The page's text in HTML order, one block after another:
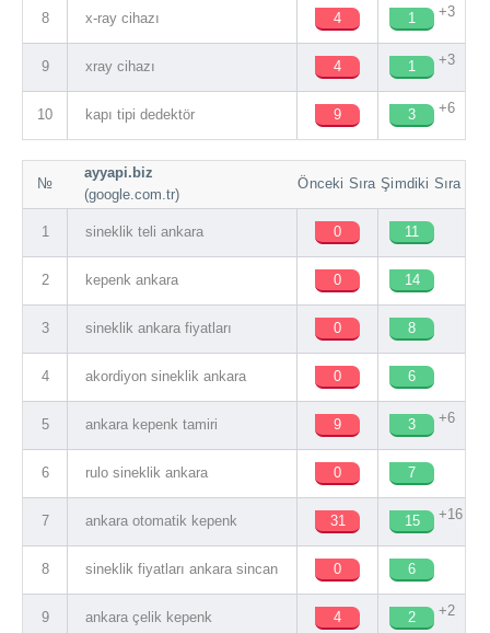
8 x-ray cihazı 4 1 +3
9 xray cihazı 4 1 +3
10 kapı tipi dedektör 9 3 +6
№
ayyapi.biz
(google.com.tr)
Önceki Sıra Şimdiki Sıra
1 sineklik teli ankara 0 11
2 kepenk ankara 0 14
3 sineklik ankara fiyatları 0 8
4 akordiyon sineklik ankara 0 6
5 ankara kepenk tamiri 9 3 +6
6 rulo sineklik ankara 0 7
7 ankara otomatik kepenk 31 15 +16
8 sineklik fiyatları ankara sincan 0 6
9 ankara çelik kepenk 4 2 +2